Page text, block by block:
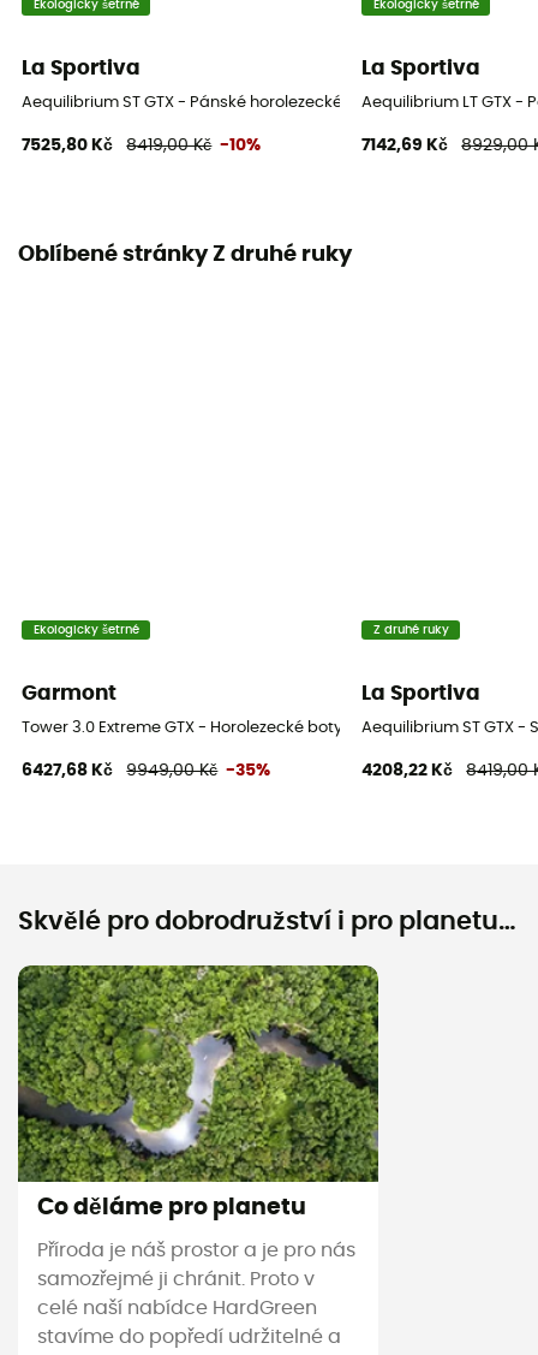
Ekologicky šetrné
La Sportiva
Aequilibrium ST GTX - Pánské horolezecké boty
7525,80 Kč 8419,00 Kč -10%
Ekologicky šetrné
La Sportiva
Aequilibrium LT GTX -
7142,69 Kč 8929,00
Oblíbené stránky Z druhé ruky
Ekologicky šetrné
Garmont
Tower 3.0 Extreme GTX - Horolezecké boty
6427,68 Kč 9949,00 Kč -35%
Z druhé ruky
La Sportiva
Aequilibrium ST GTX -
4208,22 Kč 8419,00
Skvělé pro dobrodružství i pro planetu…
Co děláme pro planetu
Příroda je náš prostor a je pro nás
samozřejmé ji chránit. Proto v
celé naší nabídce HardGreen
stavíme do popředí udržitelné a